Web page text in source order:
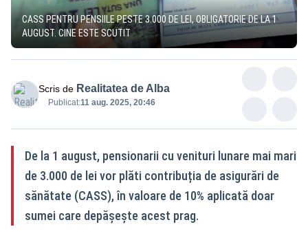
CASS PENTRU PENSIILE PESTE 3.000 DE LEI, OBLIGATORIE DE LA 1
AUGUST. CINE ESTE SCUTIT
Scris de Realitatea de Alba
Publicat:11 aug. 2025, 20:46
De la 1 august, pensionarii cu venituri lunare mai mari
de 3.000 de lei vor plăti contribuția de asigurări de
sănătate (CASS), în valoare de 10% aplicată doar
sumei care depășește acest prag.